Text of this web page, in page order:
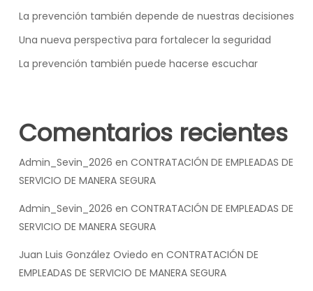
La prevención también depende de nuestras decisiones
Una nueva perspectiva para fortalecer la seguridad
La prevención también puede hacerse escuchar
Comentarios recientes
Admin_Sevin_2026 en CONTRATACIÓN DE EMPLEADAS DE
SERVICIO DE MANERA SEGURA
Admin_Sevin_2026 en CONTRATACIÓN DE EMPLEADAS DE
SERVICIO DE MANERA SEGURA
Juan Luis González Oviedo en CONTRATACIÓN DE
EMPLEADAS DE SERVICIO DE MANERA SEGURA